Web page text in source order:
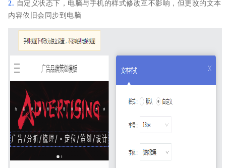
2. 自定义状态下，电脑与手机的样式修改互不影响，但更改的文本
内容依旧会同步到电脑